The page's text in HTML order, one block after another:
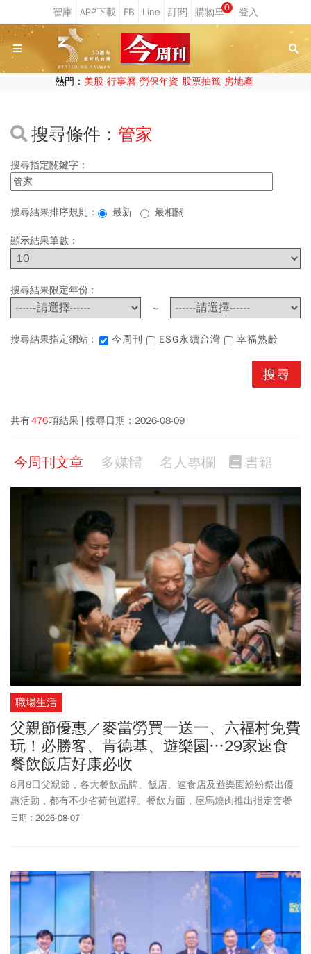
0
熱門： 美股 行事曆 勞保年資 股票抽籤 房地產
搜尋條件： 管家
搜尋指定關鍵字：
搜尋結果排序規則： 最新 最相關
顯示結果筆數：
搜尋結果限定年份 :
~
搜尋結果指定網站 : 今周刊 ESG永續台灣 幸福熟齡
共有476項結果 搜尋日期： 2026-08-09
今周刊文章 多媒體 名人專欄 書籍
職場生活
父親節優惠／麥當勞買一送一、六福村免費
玩！必勝客、肯德基、遊樂園…29家速食
餐飲飯店好康必收
8月8日父親節，各大餐飲品牌、飯店、速食店及遊樂園紛紛祭出優
惠活動，都有不少省荷包選擇。餐飲方面，屋馬燒肉推出指定套餐
優惠價。饗泰多、開飯川食堂等推出外帶優惠。至於連鎖餐飲集
人)用餐，父親可享餐費半價。連鎖速食店方面：麥當勞App 推出父
親節限定優惠，除了「我愛爸爸餐」優惠組合，8/9前也祭出多項
App優惠券，包括買超值全餐送大麥克沾醬、指定飲品買一送一。還
有肯德基、必勝客、漢堡王等通通幫你省荷包，也討老爸歡心。至
於親子同樂活動：小人國、六福村、義大遊樂世界、宜蘭國際童玩
日期：2026-08-07